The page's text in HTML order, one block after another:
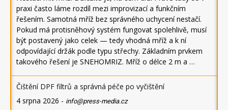
praxi často láme rozdíl mezi improvizací a funkčním
řešením. Samotná mříž bez správného uchycení nestačí.
Pokud má protisněhový systém fungovat spolehlivě, musí
být postavený jako celek — tedy vhodná mříž a k ní
odpovídající držák podle typu střechy. Základním prvkem
takového řešení je SNEHOMRIZ. Mříž o délce 2 m a …
Čištění DPF filtrů a správná péče po vyčištění
4 srpna 2026 - info@press-media.cz